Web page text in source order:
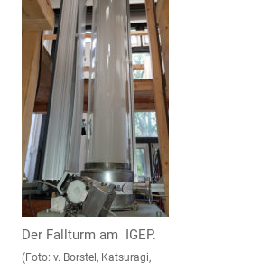
Der Fallturm am IGEP.
(Foto: v. Borstel, Katsuragi,